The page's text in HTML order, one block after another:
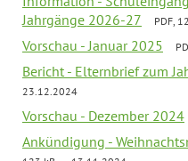
Jahrgänge 2026-27
PDF,
Vorschau - Januar 2025
Bericht - Elternbrief zum
23.12.2024
Vorschau - Dezember 2024
Ankündigung -